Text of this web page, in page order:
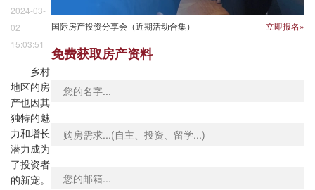
2024-03-
02
15:03:51
乡村
地区的房
产也因其
独特的魅
力和增长
潜力成为
了投资者
的新宠。
国际房产投资分享会（近期活动合集） 立即报名»
免费获取房产资料